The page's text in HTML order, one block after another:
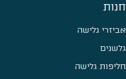
חנות
אביזרי גלישה
גלשנים
חליפות גלישה